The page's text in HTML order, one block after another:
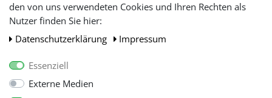
den von uns verwendeten Cookies und Ihren Rechten als
Nutzer finden Sie hier:
Daten­schutz­erklärung
Impressum
Essenziell
Externe Medien
WIR AKZEPTIEREN